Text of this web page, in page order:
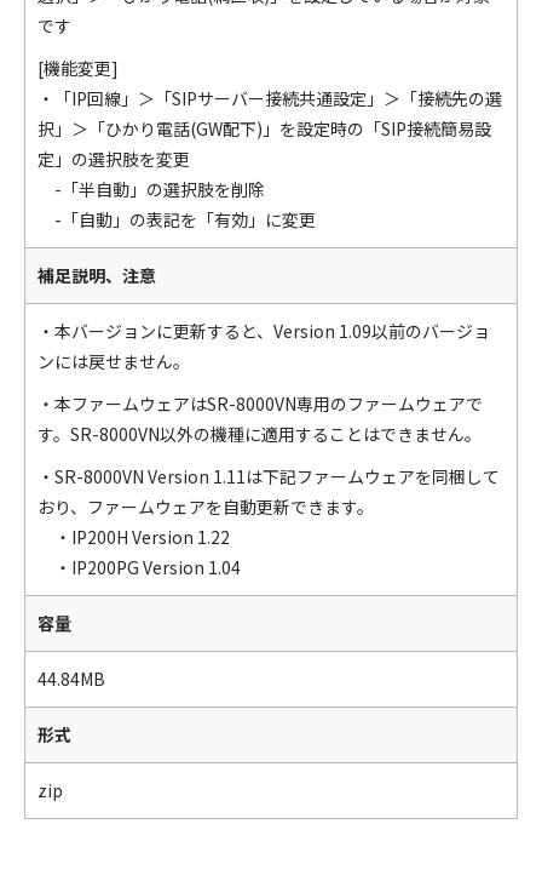
です
[機能変更]
・「IP回線」＞「SIPサーバー接続共通設定」＞「接続先の選
択」＞「ひかり電話(GW配下)」を設定時の「SIP接続簡易設
定」の選択肢を変更
-「半自動」の選択肢を削除
-「自動」の表記を「有効」に変更
補足説明、注意
・本バージョンに更新すると、Version 1.09以前のバージョ
ンには戻せません。
・本ファームウェアはSR-8000VN専用のファームウェアで
す。SR-8000VN以外の機種に適用することはできません。
・SR-8000VN Version 1.11は下記ファームウェアを同梱して
おり、ファームウェアを自動更新できます。
・IP200H Version 1.22
・IP200PG Version 1.04
容量
44.84MB
形式
zip